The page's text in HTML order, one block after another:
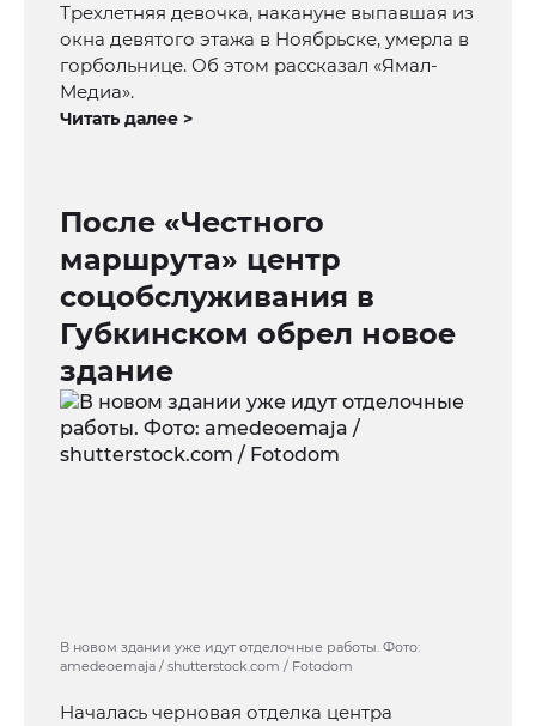
Трехлетняя девочка, накануне выпавшая из
окна девятого этажа в Ноябрьске, умерла в
горбольнице. Об этом рассказал «Ямал-
Медиа».
Читать далее >
После «Честного
маршрута» центр
соцобслуживания в
Губкинском обрел новое
здание
В новом здании уже идут отделочные работы. Фото:
amedeoemaja / shutterstock.com / Fotodom
Началась черновая отделка центра